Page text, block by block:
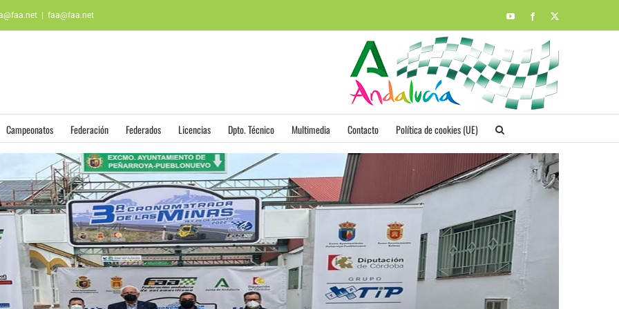
faa@faa.net YouTubeFacebook
Campeonatos Federación Federados Licencias Dpto. Técnico Multimedia Contacto Política de cookies (UE)